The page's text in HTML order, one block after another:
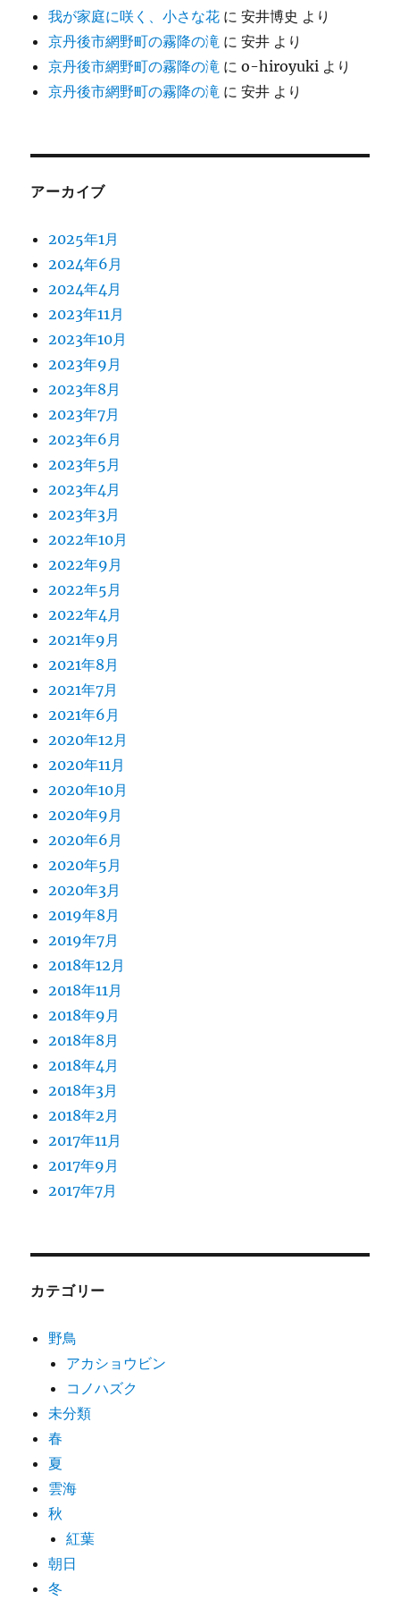
我が家庭に咲く、小さな花 に安井博史 より
京丹後市網野町の霧降の滝 に安井 より
京丹後市網野町の霧降の滝 にo-hiroyuki より
京丹後市網野町の霧降の滝 に安井 より
アーカイブ
2025年1月
2024年6月
2024年4月
2023年11月
2023年10月
2023年9月
2023年8月
2023年7月
2023年6月
2023年5月
2023年4月
2023年3月
2022年10月
2022年9月
2022年5月
2022年4月
2021年9月
2021年8月
2021年7月
2021年6月
2020年12月
2020年11月
2020年10月
2020年9月
2020年6月
2020年5月
2020年3月
2019年8月
2019年7月
2018年12月
2018年11月
2018年9月
2018年8月
2018年4月
2018年3月
2018年2月
2017年11月
2017年9月
2017年7月
カテゴリー
野鳥
アカショウビン
コノハズク
未分類
春
夏
雲海
秋
紅葉
朝日
冬